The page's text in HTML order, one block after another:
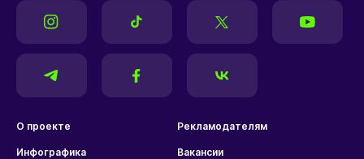
О проекте Рекламодателям
Инфографика Вакансии